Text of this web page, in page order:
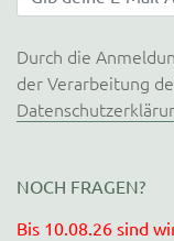
Durch die
der Verarbeitung
NOCH FRAGEN?
Bis 10.08.26 sind